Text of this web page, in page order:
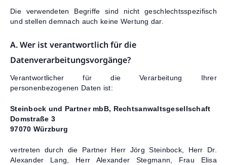
Die verwendeten Begriffe sind nicht geschlechtsspezifisch
und stellen demnach auch keine Wertung dar.
A. Wer ist verantwortlich für die
Datenverarbeitungsvorgänge?
Verantwortlicher für die Verarbeitung Ihrer
personenbezogenen Daten ist:
Steinbock und Partner mbB, Rechtsanwaltsgesellschaft
Domstraße 3
97070 Würzburg
vertreten durch die Partner Herr Jörg Steinbock, Herr Dr.
Alexander Lang, Herr Alexander Stegmann, Frau Elisa